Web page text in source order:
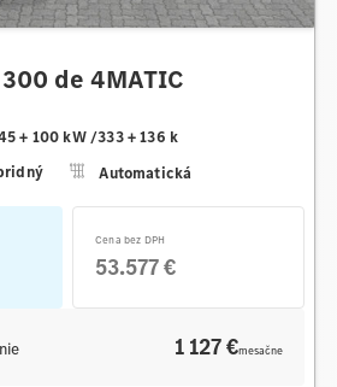
300 de 4MATIC
+ 100 kW/333 + 136 k
Automatická
Cena bez DPH
53.577 €
1 127 €mesačne